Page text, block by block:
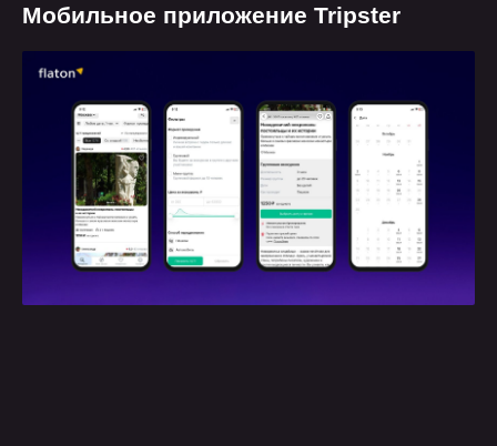
Мобильное приложение Tripster